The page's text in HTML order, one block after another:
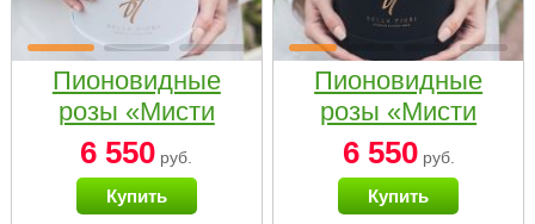
Пионовидные
розы «Мисти
бабблс» в белой
коробке Small
6 550 руб.
Купить
Пионовидные
розы «Мисти
бабблс» в
черной коробке
Small
6 550руб.
Купить